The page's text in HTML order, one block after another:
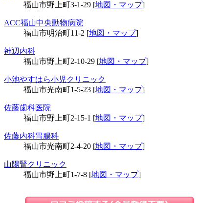
福山市野上町3-1-29 [地図・マップ]
ACC福山中央動物病院
福山市明治町11-2 [地図・マップ]
神辺内科
福山市野上町2-10-29 [地図・マップ]
小池やすはら小児クリニック
福山市光南町1-5-23 [地図・マップ]
佐藤歯科医院
福山市野上町2-15-1 [地図・マップ]
佐藤内科胃腸科
福山市光南町2-4-20 [地図・マップ]
山陽腎クリニック
福山市野上町1-7-8 [地図・マップ]